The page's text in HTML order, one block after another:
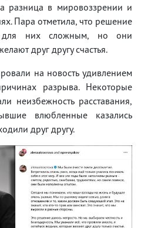
разница в мировоззрении и
Пара отметила, что решение
для них сложным, но они
друг другу счастья.
на новость удивлением
разрыва. Некоторые
неизбежность расставания,
влюбленные казались
друг другу.